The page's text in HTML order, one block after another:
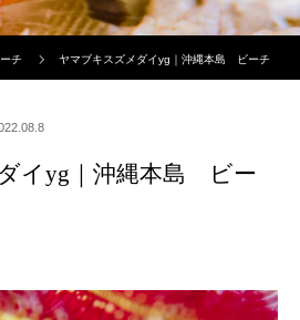
チ ヤマブキスズメダイyg｜沖縄本島 ビーチ
イyg｜沖縄本島 ビー